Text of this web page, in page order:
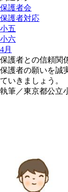
保護者会
保護者対応
小五
小六
4月
保護者との信頼関
保護者の願いを誠
ていきましょう。
執筆／東京都公立